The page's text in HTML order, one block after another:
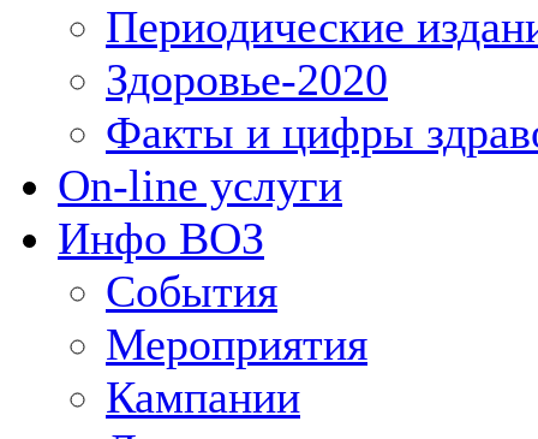
Периодические
Здоровье-2020
Факты и цифры
On-line услуги
Инфо ВОЗ
События
Мероприятия
Кампании